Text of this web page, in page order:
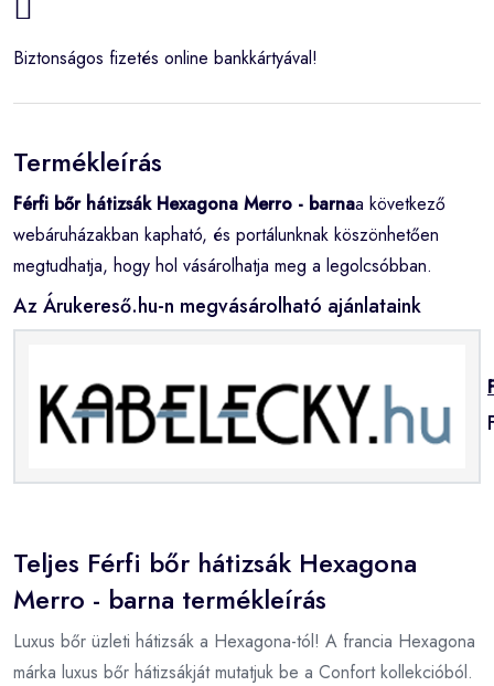
Biztonságos fizetés online bankkártyával!
Termékleírás
Férfi bőr hátizsák Hexagona Merro - barnaa következő
webáruházakban kapható, és portálunknak köszönhetően
megtudhatja, hogy hol vásárolhatja meg a legolcsóbban.
Az Árukereső.hu-n megvásárolható ajánlataink
Teljes Férfi bőr hátizsák Hexagona
Merro - barna termékleírás
Luxus bőr üzleti hátizsák a Hexagona-tól! A francia Hexagona
márka luxus bőr hátizsákját mutatjuk be a Confort kollekcióból.